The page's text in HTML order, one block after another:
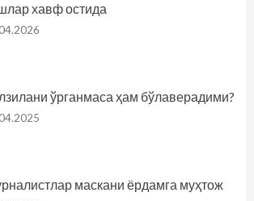
хавф остида
ўрганмаса ҳам бўлаверадими?
маскани ёрдамга муҳтож